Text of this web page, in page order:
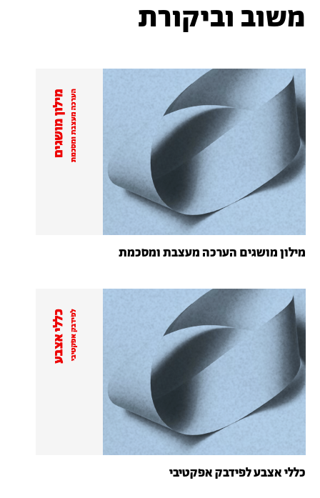
משוב וביקורת
מילון מושגים הערכה מעצבת ומסכמת
כללי אצבע לפידבק אפקטיבי